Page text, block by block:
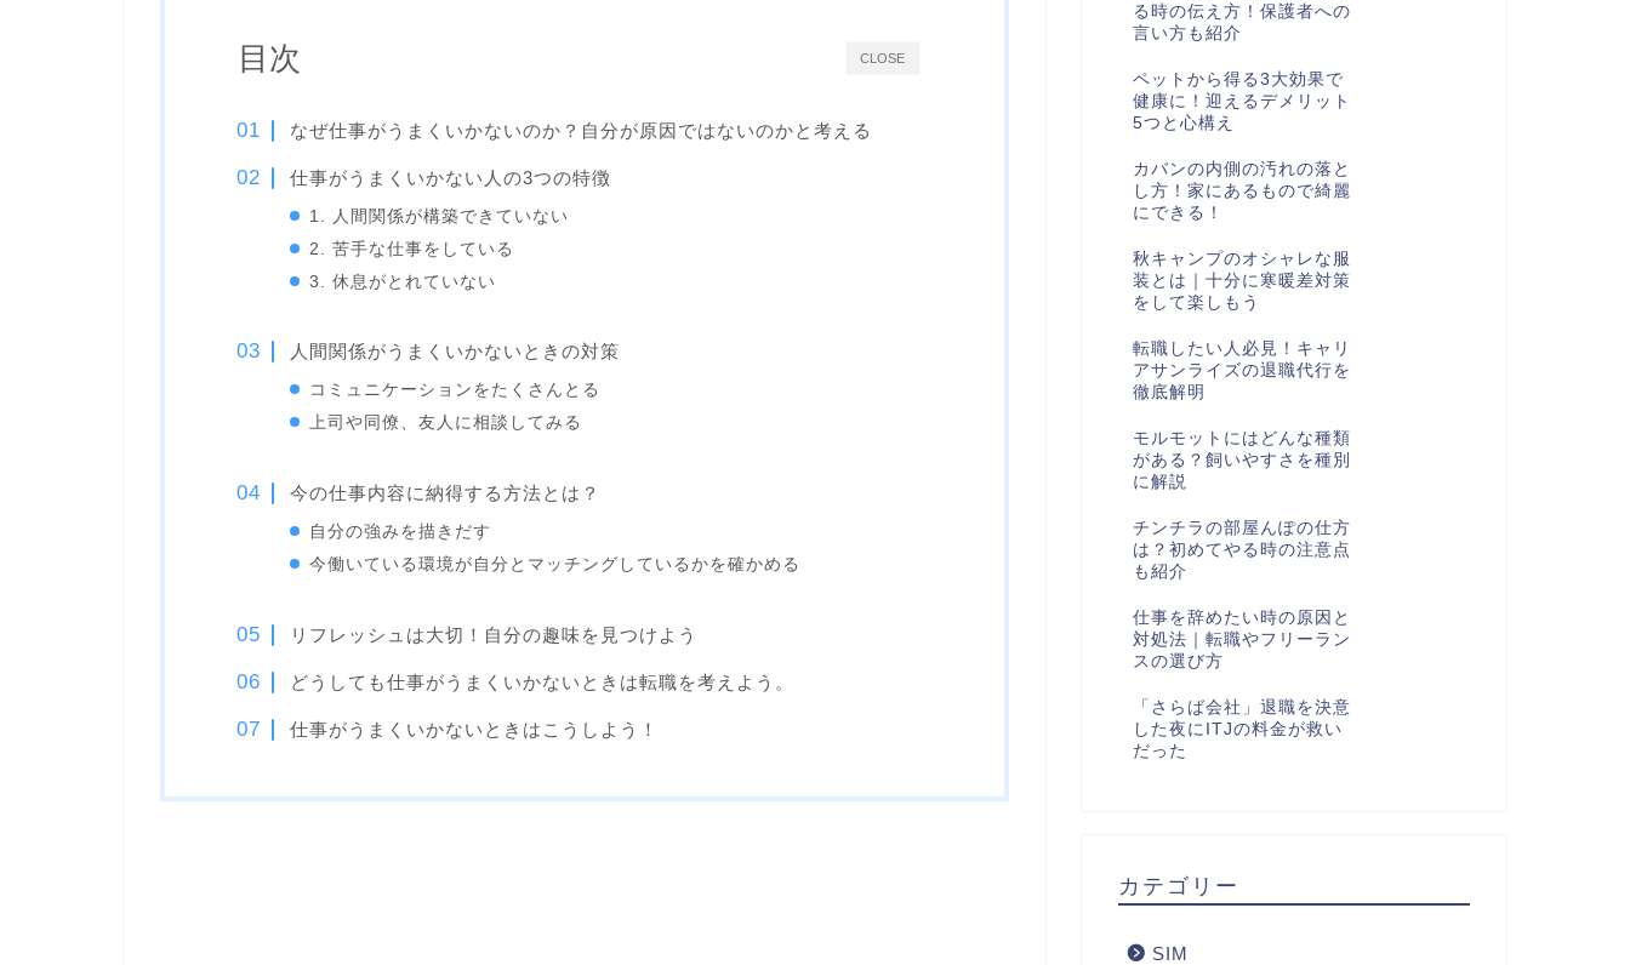
CLOSE
目次
なぜ仕事がうまくいかないのか？自分が原因ではないのかと考える
仕事がうまくいかない人の3つの特徴
1. 人間関係が構築できていない
2. 苦手な仕事をしている
3. 休息がとれていない
人間関係がうまくいかないときの対策
コミュニケーションをたくさんとる
上司や同僚、友人に相談してみる
今の仕事内容に納得する方法とは？
自分の強みを描きだす
今働いている環境が自分とマッチングしているかを確かめる
リフレッシュは大切！自分の趣味を見つけよう
どうしても仕事がうまくいかないときは転職を考えよう。
仕事がうまくいかないときはこうしよう！
る時の伝え方！保護者への
言い方も紹介
ペットから得る3大効果で
健康に！迎えるデメリット
5つと心構え
カバンの内側の汚れの落と
し方！家にあるもので綺麗
にできる！
秋キャンプのオシャレな服
装とは｜十分に寒暖差対策
をして楽しもう
転職したい人必見！キャリ
アサンライズの退職代行を
徹底解明
モルモットにはどんな種類
がある？飼いやすさを種別
に解説
チンチラの部屋んぽの仕方
は？初めてやる時の注意点
も紹介
仕事を辞めたい時の原因と
対処法｜転職やフリーラン
スの選び方
「さらば会社」退職を決意
した夜にITJの料金が救い
だった
カテゴリー
SIM